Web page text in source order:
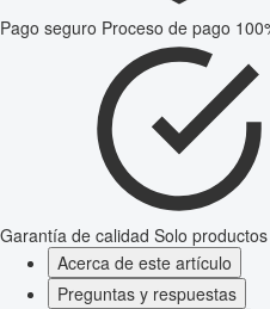
Pago seguro Proceso de pago
Garantía de calidad Solo
Acerca de este artículo
Preguntas y respuestas